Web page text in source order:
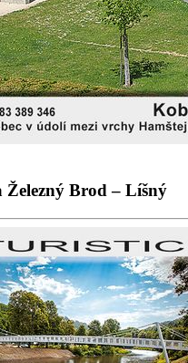
Železný Brod – Líšný